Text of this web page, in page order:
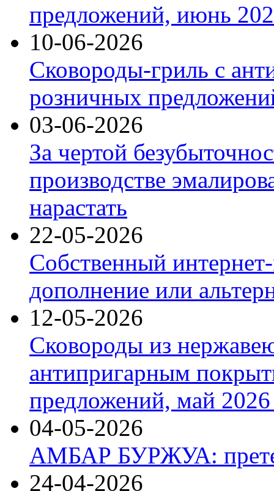
предложений, июнь
10-06-2026
Сковороды-гриль с
розничных
03-06-2026
За чертой
производстве
нарастать
22-05-2026
Собственный
дополнение или
12-05-2026
Сковороды из
антипригарным
предложений, май 2026
04-05-2026
АМБАР БУРЖУА:
24-04-2026